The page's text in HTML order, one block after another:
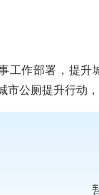
作部署，提升
市公厕提升行动